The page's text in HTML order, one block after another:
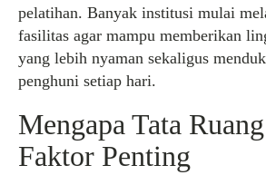
pelatihan. Banyak institusi mulai
fasilitas agar mampu memberikan
yang lebih nyaman sekaligus
penghuni setiap hari.
Mengapa Tata
Faktor Penting